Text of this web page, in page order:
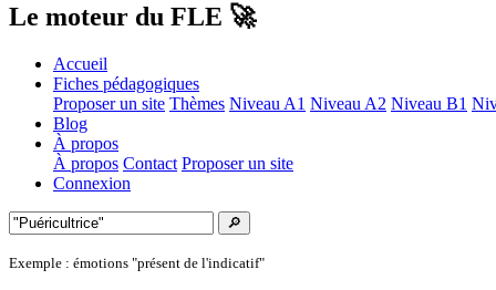
Le moteur du FLE 🚀
Accueil
Fiches pédagogiques
Proposer un site Thèmes Niveau A1 Niveau A2 Niveau B1
Blog
À propos
À propos Contact Proposer un site
Connexion
🔎
Exemple : émotions "présent de l'indicatif"